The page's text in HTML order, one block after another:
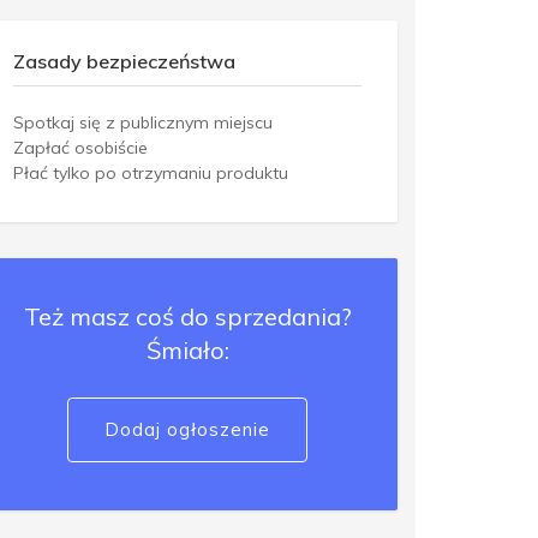
Zasady bezpieczeństwa
Spotkaj się z publicznym miejscu
Zapłać osobiście
Płać tylko po otrzymaniu produktu
Też masz coś do sprzedania?
Śmiało:
Dodaj ogłoszenie